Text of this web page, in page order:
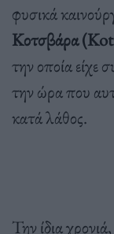
φυσικά
Κοτσβάρα
την οποία είχε
την ώρα που
κατά λάθος.
Την ίδια